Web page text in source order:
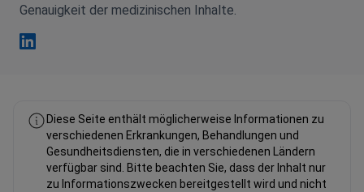
Genauigkeit der medizinischen Inhalte.
Diese Seite enthält möglicherweise Informationen zu
verschiedenen Erkrankungen, Behandlungen und
Gesundheitsdiensten, die in verschiedenen Ländern
verfügbar sind. Bitte beachten Sie, dass der Inhalt nur
zu Informationszwecken bereitgestellt wird und nicht